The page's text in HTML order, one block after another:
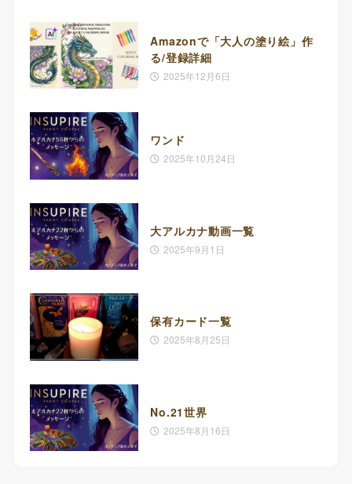
Amazonで「大人の塗り絵」作
る/登録詳細
2025年12月6日
ワンド
2025年10月24日
大アルカナ動画一覧
2025年9月1日
保有カード一覧
2025年8月25日
No.21世界
2025年8月16日